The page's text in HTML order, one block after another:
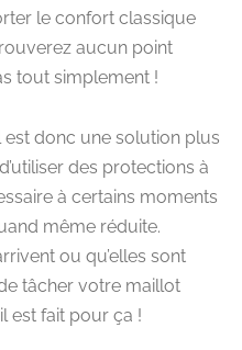
le confort classique
aucun point
tout simplement !
donc une solution plus
des protections à
à certains moments
même réduite.
ou qu’elles sont
tâcher votre maillot
est fait pour ça !